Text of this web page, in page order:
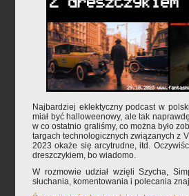
Najbardziej eklektyczny podcast w
miał być halloweenowy, ale tak
w co ostatnio graliśmy, co można było
targach technologicznych związanych z
2023 okaże się arcytrudne, itd.
dreszczykiem, bo wiadomo.
W rozmowie udział wzięli Szycha,
słuchania, komentowania i polecania